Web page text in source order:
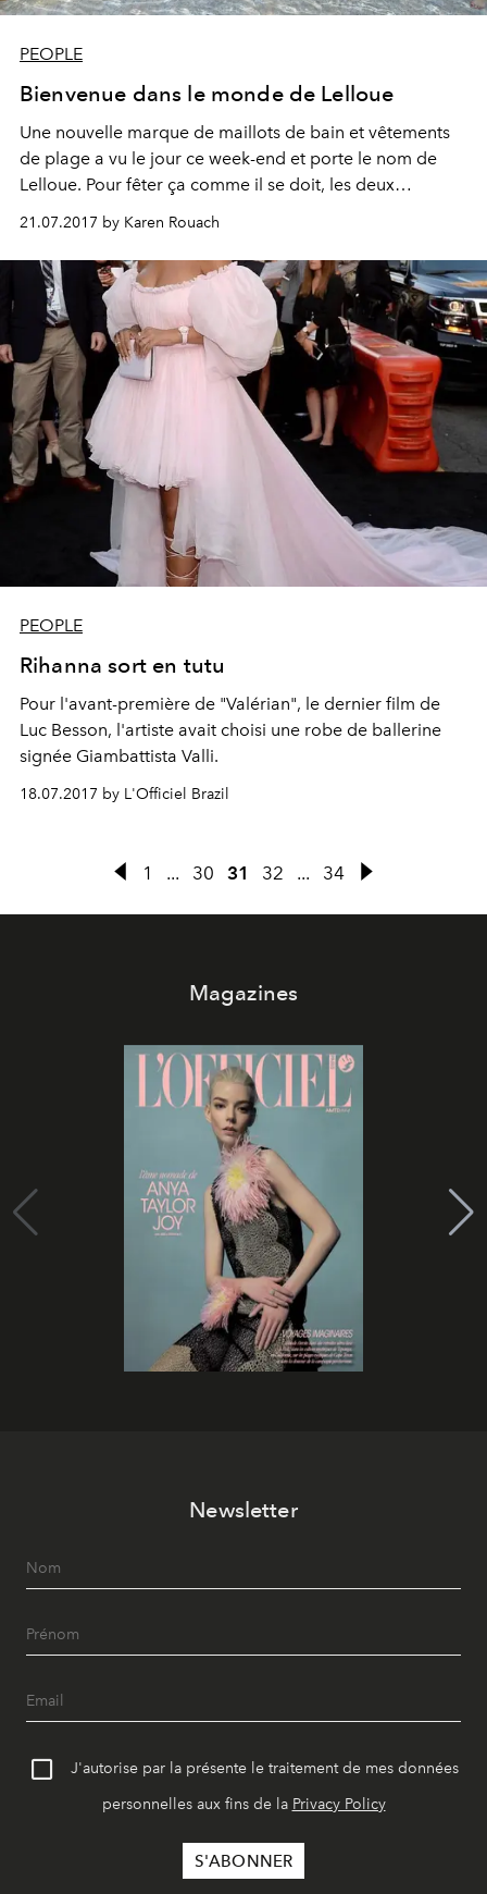
PEOPLE
Bienvenue dans le monde de Lelloue
Une nouvelle marque de maillots de bain et vêtements
de plage a vu le jour ce week-end et porte le nom de
Lelloue. Pour fêter ça comme il se doit, les deux
fondatrices Helen Johnson et Amy Molyneaux ont reçu à
la Villa St George, dans les hauteurs de Cannes.
21.07.2017 by Karen Rouach
PEOPLE
Rihanna sort en tutu
Pour l'avant-première de "Valérian", le dernier film de
Luc Besson, l'artiste avait choisi une robe de ballerine
signée Giambattista Valli.
18.07.2017 by L'Officiel Brazil
1 ... 30 31 32 ... 34
Magazines
Newsletter
J'autorise par la présente le traitement de mes données
personnelles aux fins de la Privacy Policy